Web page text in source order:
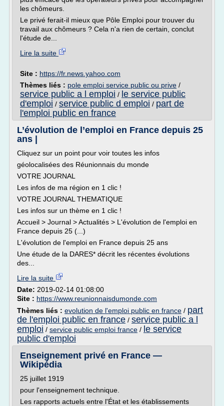
les chômeurs.
Le privé ferait-il mieux que Pôle Emploi pour trouver du
travail aux chômeurs ? Cela n'a rien de certain, conclut
l'étude de...
Lire la suite
Site : https://fr.news.yahoo.com
Thèmes liés : pole emploi service public ou prive /
service public a l emploi / le service public
d'emploi / service public d emploi / part de
l'emploi public en france
L’évolution de l’emploi en France depuis 25
ans |
Cliquez sur un point pour voir toutes les infos
géolocalisées des Réunionnais du monde
VOTRE JOURNAL
Les infos de ma région en 1 clic !
VOTRE JOURNAL THEMATIQUE
Les infos sur un thème en 1 clic !
Accueil > Journal > Actualités > L'évolution de l'emploi en
France depuis 25 (...)
L'évolution de l'emploi en France depuis 25 ans
Une étude de la DARES* décrit les récentes évolutions
des...
Lire la suite
Date: 2019-02-14 01:08:00
Site : https://www.reunionnaisdumonde.com
Thèmes liés : evolution de l'emploi public en france / part
de l'emploi public en france / service public a l
emploi / service public emploi france / le service
public d'emploi
Enseignement privé en France —
Wikipédia
25 juillet 1919
pour l'enseignement technique.
Les rapports actuels entre l'État et les établissements